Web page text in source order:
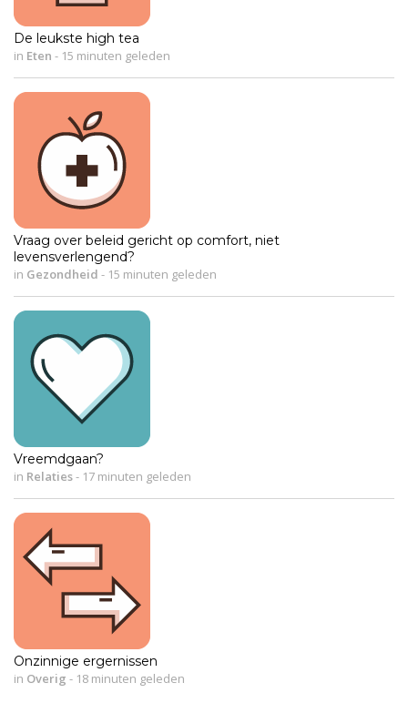
De leukste high tea
in Eten - 15 minuten geleden
Vraag over beleid gericht op comfort, niet
levensverlengend?
in Gezondheid - 15 minuten geleden
Vreemdgaan?
in Relaties- 17 minuten geleden
Onzinnige ergernissen
in Overig - 18 minuten geleden